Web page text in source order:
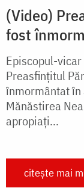
(Video)
fost
Episcopul-
Preasfințitul
înmormântat în
Mănăstirea
apropiați...
citește mai